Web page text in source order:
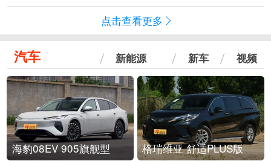
点击查看更多
汽车 新能源 新车 视频
海豹08EV 905旗舰型 格瑞维亚 舒适PLUS版